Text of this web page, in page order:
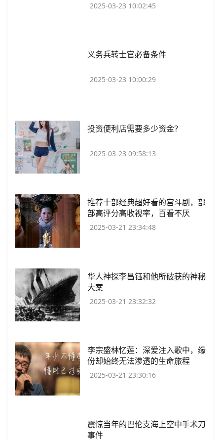
2025-03-23 10:02:45
​义务兵转士官必备条件
2025-03-23 10:00:29
​投资便利店需要多少资金？
2025-03-23 09:58:13
​推荐十部经典超好看的宫斗剧，部
部高评分高收视率，百看不厌
2025-03-21 23:34:48
​华人神探李昌钰和他所破获的神秘
大案
2025-03-21 23:32:32
​李宗盛林忆莲：深爱注入歌中，缘
份却始终无法渗透的生命旅程
2025-03-21 23:30:16
​震惊当年的巴伦支海上空中手术刀
事件